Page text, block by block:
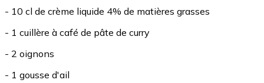
- 10 cl de crème liquide 4% de matières grasses
- 1 cuillère à café de pâte de curry
- 2 oignons
- 1 gousse d'ail